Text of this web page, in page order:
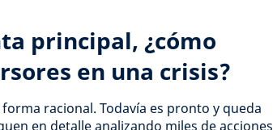
principal, ¿cómo
en una crisis?
racional. Todavía es pronto y queda
en detalle analizando miles de acciones